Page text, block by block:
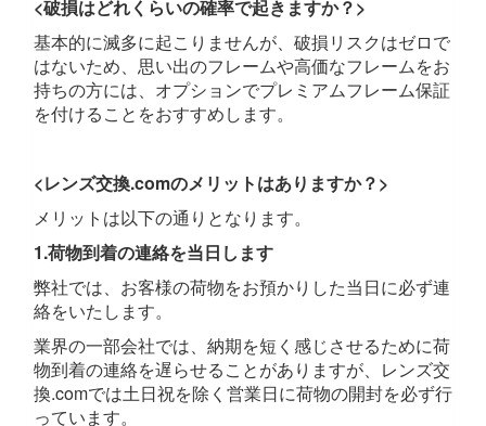
<破損はどれくらいの確率で起きますか？>
基本的に滅多に起こりませんが、破損リスクはゼロで
はないため、思い出のフレームや高価なフレームをお
持ちの方には、オプションでプレミアムフレーム保証
を付けることをおすすめします。
<レンズ交換.comのメリットはありますか？>
メリットは以下の通りとなります。
1.荷物到着の連絡を当日します
弊社では、お客様の荷物をお預かりした当日に必ず連
絡をいたします。
業界の一部会社では、納期を短く感じさせるために荷
物到着の連絡を遅らせることがありますが、レンズ交
換.comでは土日祝を除く営業日に荷物の開封を必ず行
っています。